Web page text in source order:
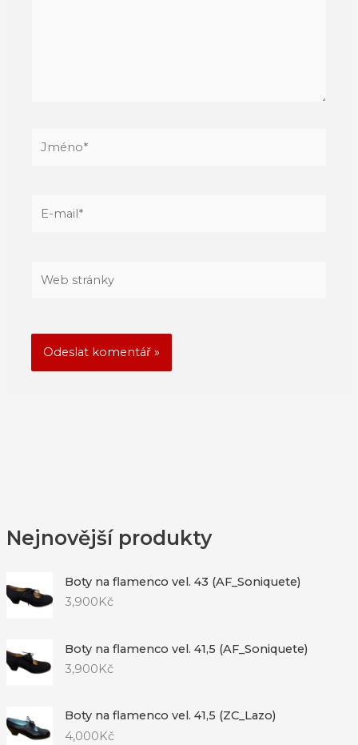
Nejnovější produkty
Boty na flamenco vel. 43 (AF_Soniquete)
3,900 Kč
Boty na flamenco vel. 41,5 (AF_Soniquete)
3,900 Kč
Boty na flamenco vel. 41,5 (ZC_Lazo)
4,000Kč
mail*